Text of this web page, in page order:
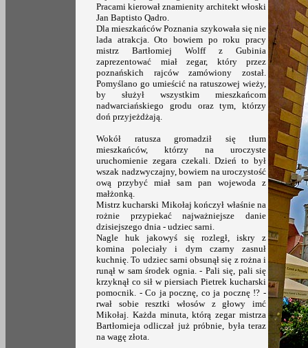
Pracami kierował znamienity architekt włoski
Jan Baptisto Qadro.
Dla mieszkańców Poznania szykowała się nie
lada atrakcja. Oto bowiem po roku pracy
mistrz Bartłomiej Wolff z Gubinia
zaprezentować miał zegar, który przez
poznańskich rajców zamówiony został.
Pomyślano go umieścić na ratuszowej wieży,
by służył wszystkim mieszkańcom
nadwarciańskiego grodu oraz tym, którzy
doń przyjeżdżają.
Wokół ratusza gromadził się tłum
mieszkańców, którzy na uroczyste
uruchomienie zegara czekali. Dzień to był
wszak nadzwyczajny, bowiem na uroczystość
ową przybyć miał sam pan wojewoda z
małżonką.
Mistrz kucharski Mikołaj kończył właśnie na
rożnie przypiekać najważniejsze danie
dzisiejszego dnia - udziec sarni.
Nagle huk jakowyś się rozległ, iskry z
komina poleciały i dym czarny zasnuł
kuchnię. To udziec sarni obsunął się z rożna i
runął w sam środek ognia. - Pali się, pali się
krzyknął co sił w piersiach Pietrek kucharski
pomocnik. - Co ja pocznę, co ja pocznę !? -
rwał sobie resztki włosów z głowy imć
Mikołaj. Każda minuta, którą zegar mistrza
Bartłomieja odliczał już próbnie, była teraz
na wagę złota.